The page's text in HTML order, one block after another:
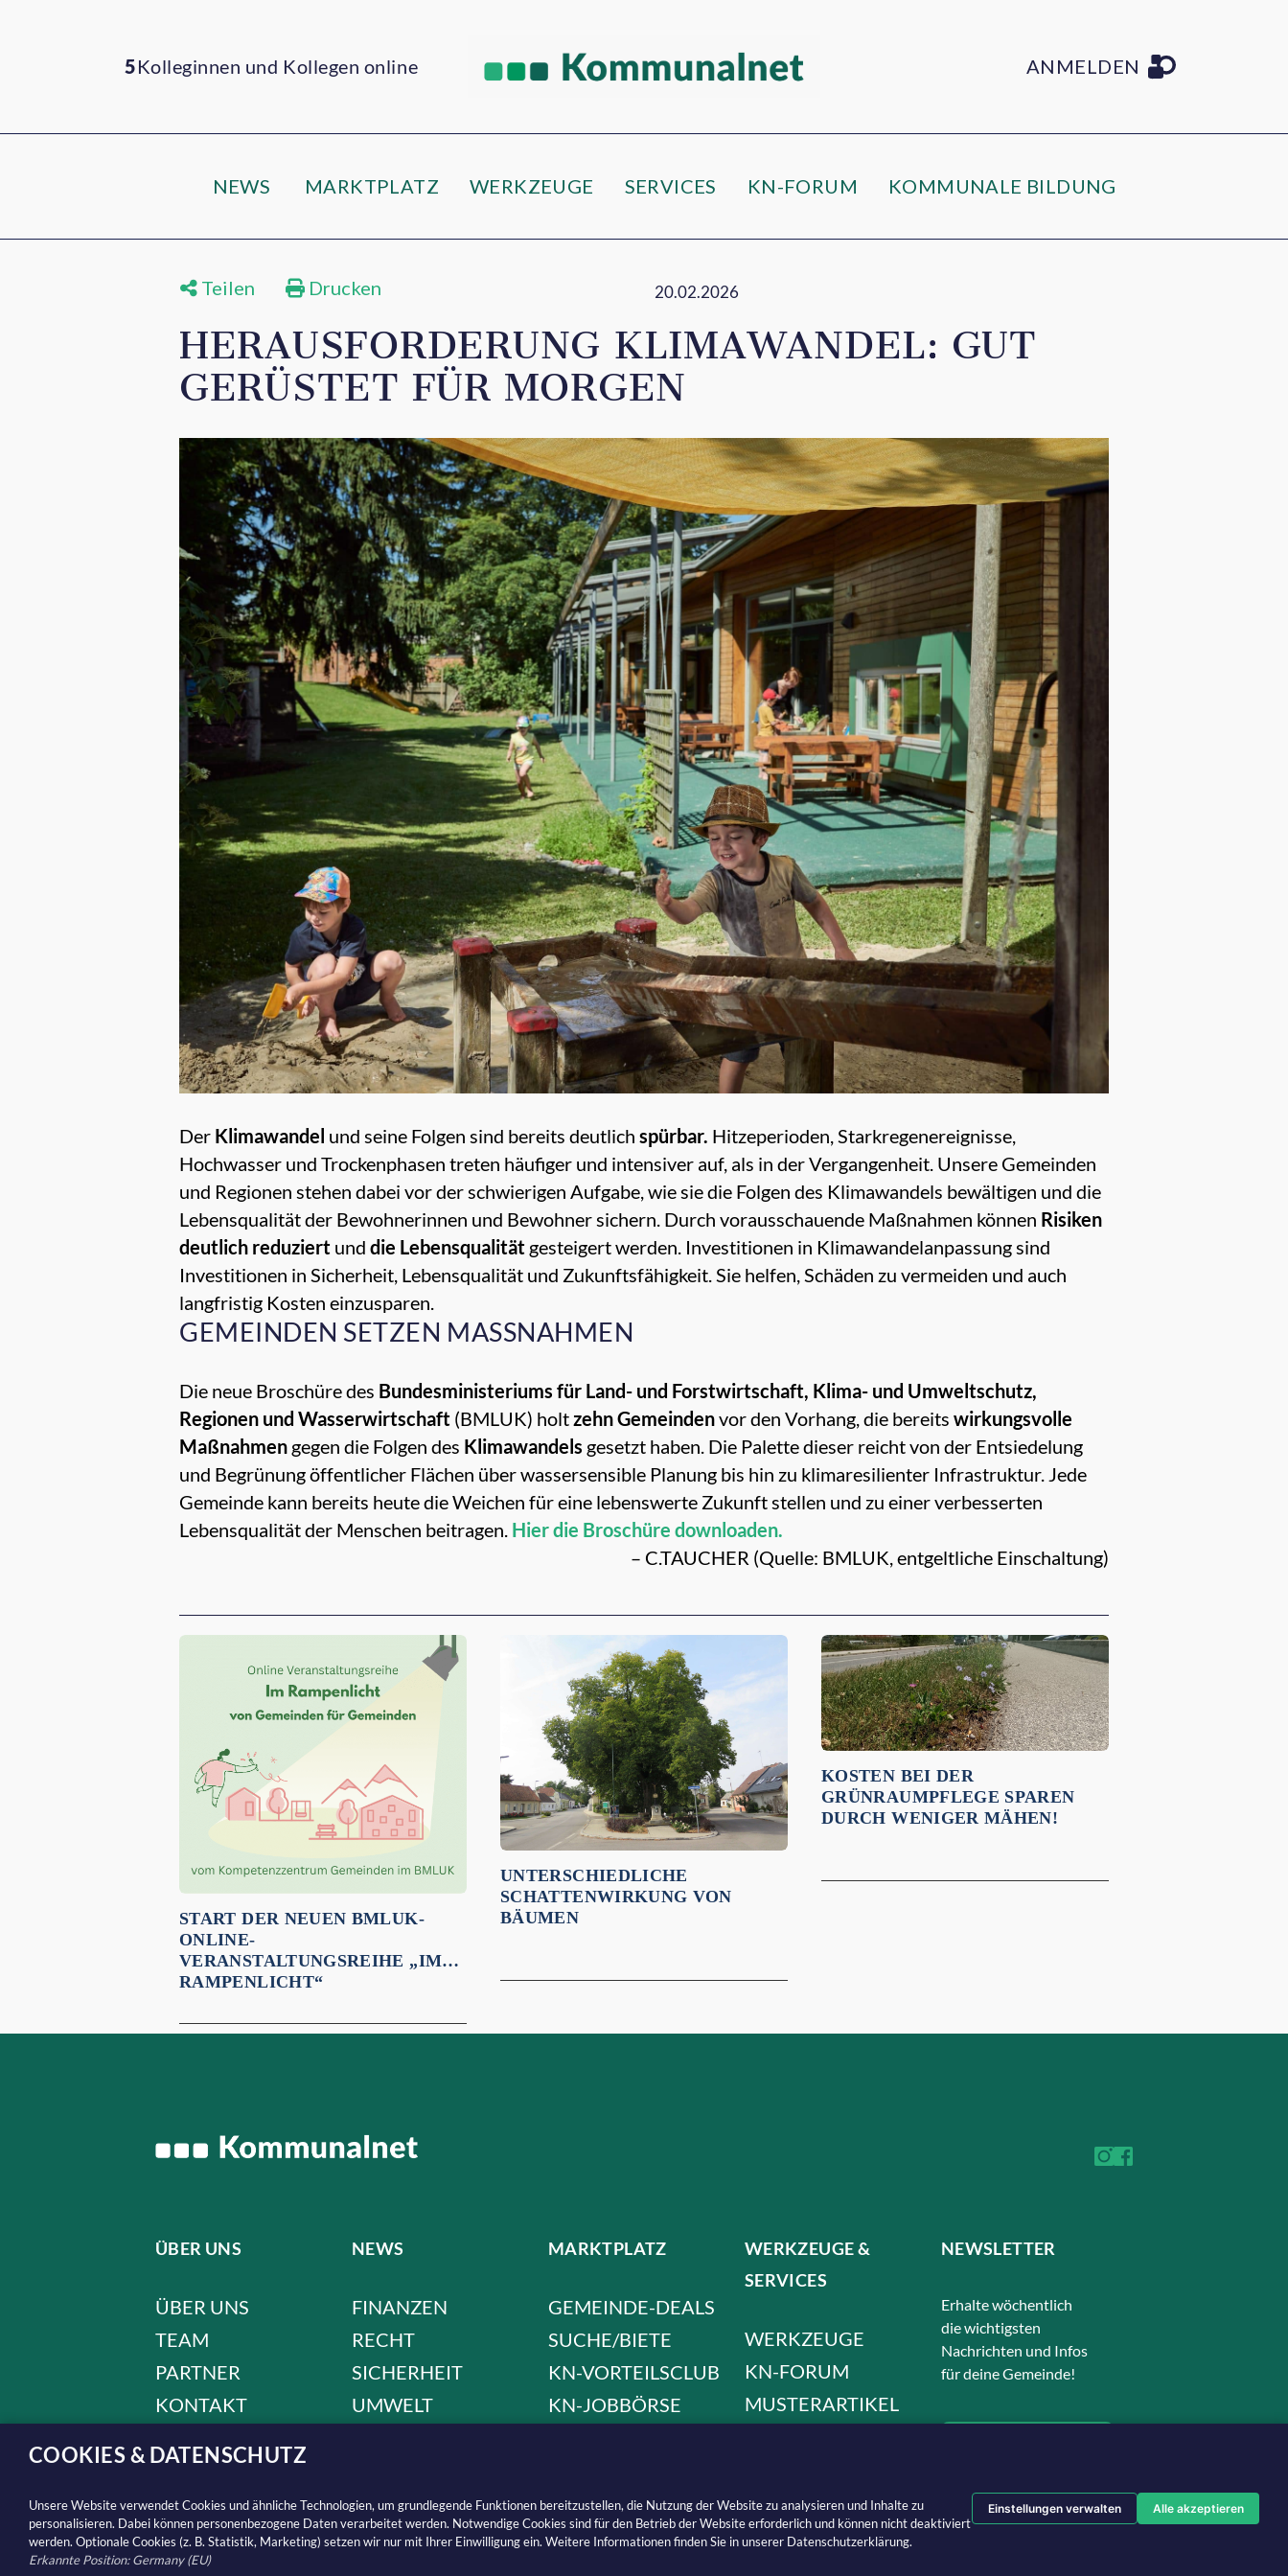
5Kolleginnen und Kollegen online ANMELDEN
NEWS MARKTPLATZ WERKZEUGE SERVICES KN-FORUM KOMMUNALE BILDUNG
Teilen Drucken 20.02.2026
HERAUSFORDERUNG KLIMAWANDEL: GUT
GERÜSTET FÜR MORGEN
Der Klimawandel und seine Folgen sind bereits deutlich spürbar. Hitzeperioden, Starkregenereignisse,
Hochwasser und Trockenphasen treten häufiger und intensiver auf, als in der Vergangenheit. Unsere Gemeinden
und Regionen stehen dabei vor der schwierigen Aufgabe, wie sie die Folgen des Klimawandels bewältigen und die
Lebensqualität der Bewohnerinnen und Bewohner sichern. Durch vorausschauende Maßnahmen können Risiken
deutlich reduziert und die Lebensqualität gesteigert werden. Investitionen in Klimawandelanpassung sind
Investitionen in Sicherheit, Lebensqualität und Zukunftsfähigkeit. Sie helfen, Schäden zu vermeiden und auch
langfristig Kosten einzusparen.
GEMEINDEN SETZEN MASSNAHMEN
Die neue Broschüre des Bundesministeriums für Land- und Forstwirtschaft, Klima- und Umweltschutz,
Regionen und Wasserwirtschaft (BMLUK) holtzehn Gemeindenvor den Vorhang, die bereits wirkungsvolle
Maßnahmen gegen die Folgen des Klimawandels gesetzt haben. Die Palette dieser reicht von der Entsiedelung
und Begrünung öffentlicher Flächen über wassersensible Planung bis hin zu klimaresilienter Infrastruktur. Jede
Gemeinde kann bereits heute die Weichen für eine lebenswerte Zukunft stellen und zu einer verbesserten
Lebensqualität der Menschen beitragen. Hier die Broschüre downloaden.
– C.TAUCHER (Quelle: BMLUK, entgeltliche Einschaltung)
Empfehlungen für dich:
START DER NEUEN BMLUK-
ONLINE-
VERANSTALTUNGSREIHE „IM
RAMPENLICHT“
UNTERSCHIEDLICHE
SCHATTENWIRKUNG VON
BÄUMEN
KOSTEN BEI DER
GRÜNRAUMPFLEGE SPAREN
DURCH WENIGER MÄHEN!
ÜBER UNS
ÜBER UNS
TEAM
PARTNER
KONTAKT
AGB
DATENSCHUTZ
NEWS
FINANZEN
RECHT
SICHERHEIT
UMWELT
DIGITALISIERUNG
MARKTPLATZ
GEMEINDE-DEALS
SUCHE/BIETE
KN-VORTEILSCLUB
KN-JOBBÖRSE
WERKZEUGE &
SERVICES
WERKZEUGE
KN-FORUM
MUSTERARTIKEL
NEWSLETTER
Erhalte wöchentlich
die wichtigsten
Nachrichten und Infos
für deine Gemeinde!
COOKIES & DATENSCHUTZ
Unsere Website verwendet Cookies und ähnliche Technologien, um grundlegende Funktionen bereitzustellen, die Nutzung der Website zu analysieren und Inhalte zu
personalisieren. Dabei können personenbezogene Daten verarbeitet werden. Notwendige Cookies sind für den Betrieb der Website erforderlich und können nicht deaktiviert
werden. Optionale Cookies (z. B. Statistik, Marketing) setzen wir nur mit Ihrer Einwilligung ein. Weitere Informationen finden Sie in unserer Datenschutzerklärung.
Erkannte Position: Germany (EU)
Einstellungen verwalten Alle akzeptieren